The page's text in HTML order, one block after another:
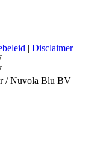
| Disclaimer
/ Nuvola Blu BV